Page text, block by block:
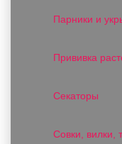
Парники и
Прививка
Секаторы
Совки, вилки,